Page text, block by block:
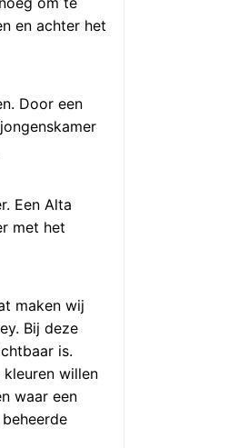
en achter het
Door een
Een Alta
met het
maken wij
Bij deze
is.
willen
waar een